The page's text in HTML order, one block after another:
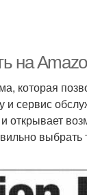
на
которая
и сервис